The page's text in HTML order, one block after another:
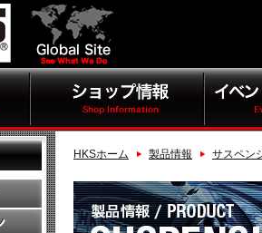
HKSホーム 製品情報 サスペン